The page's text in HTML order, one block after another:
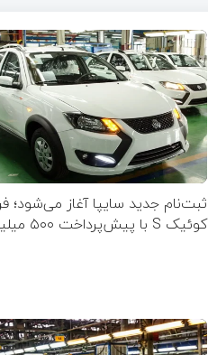
ثبت‌نام جدید سایپا آغاز می‌شود؛
کوئیک S با پیش‌پرداخت ۵۰۰ میلیونی